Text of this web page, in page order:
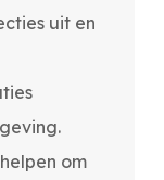
uit en
om